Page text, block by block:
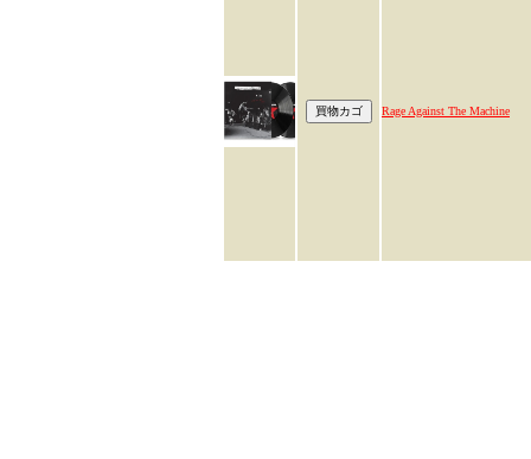
Rage Against The Machine